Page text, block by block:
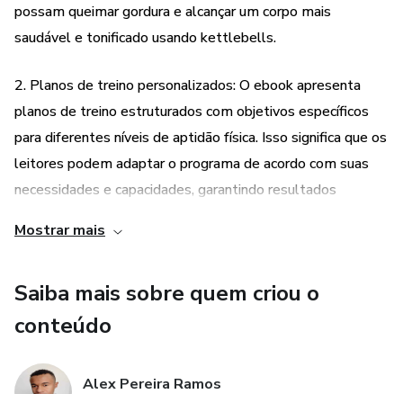
aparência física.
possam queimar gordura e alcançar um corpo mais
saudável e tonificado usando kettlebells.
2. Planos de treino personalizados: O ebook apresenta
planos de treino estruturados com objetivos específicos
para diferentes níveis de aptidão física. Isso significa que os
leitores podem adaptar o programa de acordo com suas
necessidades e capacidades, garantindo resultados
treinamento físico, o ebook também oferece dicas
nutricionais para otimizar os resultados do treino. Isso
alimentar de forma saudável e equilibrada, potencializando
Mostrar mais
Saiba mais sobre quem criou o
conteúdo
Alex Pereira Ramos